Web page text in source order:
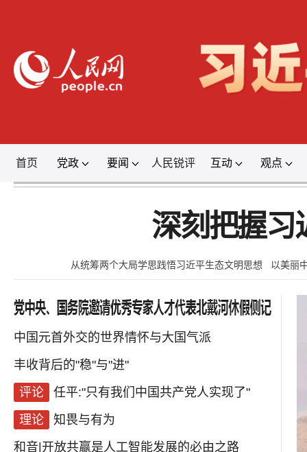
首页 党政 要闻 人民锐评 互动 观点
深刻把握习
从统筹两个大局学思践悟习近平生态文明思想 以美丽
中国元首外交的世界情怀与大国气派
丰收背后的"稳"与"进"
评论
任平:"只有我们中国共产党人实现了"
理论
知畏与有为
和音|开放共赢是人工智能发展的必由之路